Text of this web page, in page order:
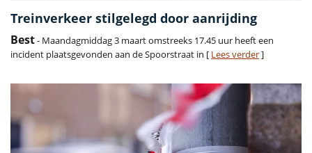
Treinverkeer stilgelegd door aanrijding
Best- Maandagmiddag 3 maart omstreeks 17.45 uur heeft een
incident plaatsgevonden aan de Spoorstraat in [ Lees verder]